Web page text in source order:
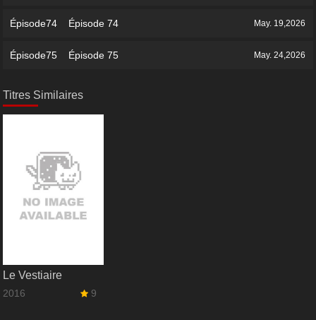
Épisode74 Épisode 74 May. 19,2026
Épisode75 Épisode 75 May. 24,2026
Titres Similaires
Le Vestiaire
2016 9